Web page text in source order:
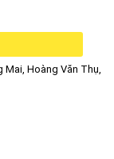
Hoàng Văn Thụ,